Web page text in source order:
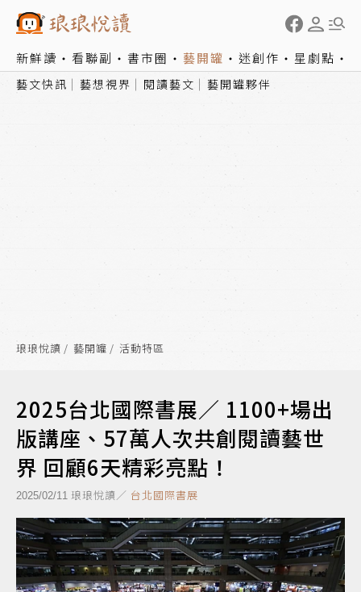
新鮮讀 看聯副 書市圈 藝開罐 迷創作 星劇點
藝文快訊 藝想視界 閱讀藝文 藝開罐夥伴
琅琅悅讀 藝開罐 活動特區
2025台北國際書展／ 1100+場出
版講座、57萬人次共創閱讀藝世
界 回顧6天精彩亮點！
2025/02/11 琅琅悅讀／ 台北國際書展